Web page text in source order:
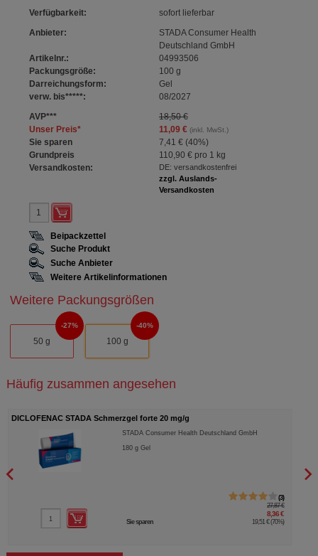
Verfügbarkeit:
sofort lieferbar
Anbieter:
STADA Consumer Health
Deutschland GmbH
Artikelnr.:
04993506
Packungsgröße:
100 g
Darreichungsform:
Gel
verw. bis*****:
08/2027
AVP***
18,50 €
Unser Preis* 11,09 €(inkl. MwSt.)
Sie sparen 7,41 € (40%)
Grundpreis
110,90 €pro 1 kg
Versandkosten:
DE: versandkostenfrei
zzgl. Auslands-
Versandkosten
Beipackzettel
Suche Produkt
Suche Anbieter
Weitere Artikelinformationen
Weitere Packungsgrößen
50 g
27%
100 g
40%
Häufig zusammen angesehen
DICLOFENAC STADA Schmerzgel forte 20 mg/g
STADA Consumer Health Deutschland GmbH
180g Gel
3
27,87 €
8,36 €
Sie sparen 19,51 € (70%)